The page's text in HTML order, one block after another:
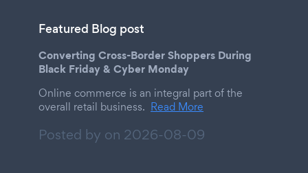
Featured Blog post
Converting Cross-Border Shoppers During
Black Friday & Cyber Monday
Online commerce is an integral part of the
overall retail business. Read More
Posted by on 2026-08-09